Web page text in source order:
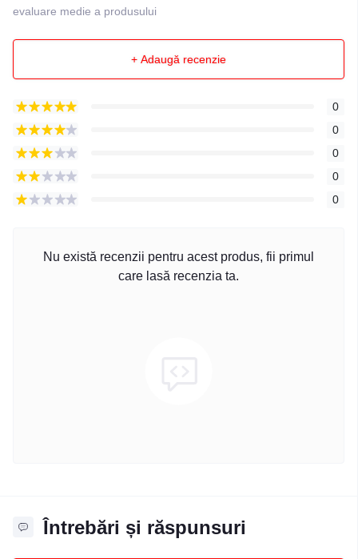
evaluare medie a produsului
+ Adaugă recenzie
0
0
0
0
0
Nu există recenzii pentru acest produs, fii primul
care lasă recenzia ta.
Întrebări și răspunsuri